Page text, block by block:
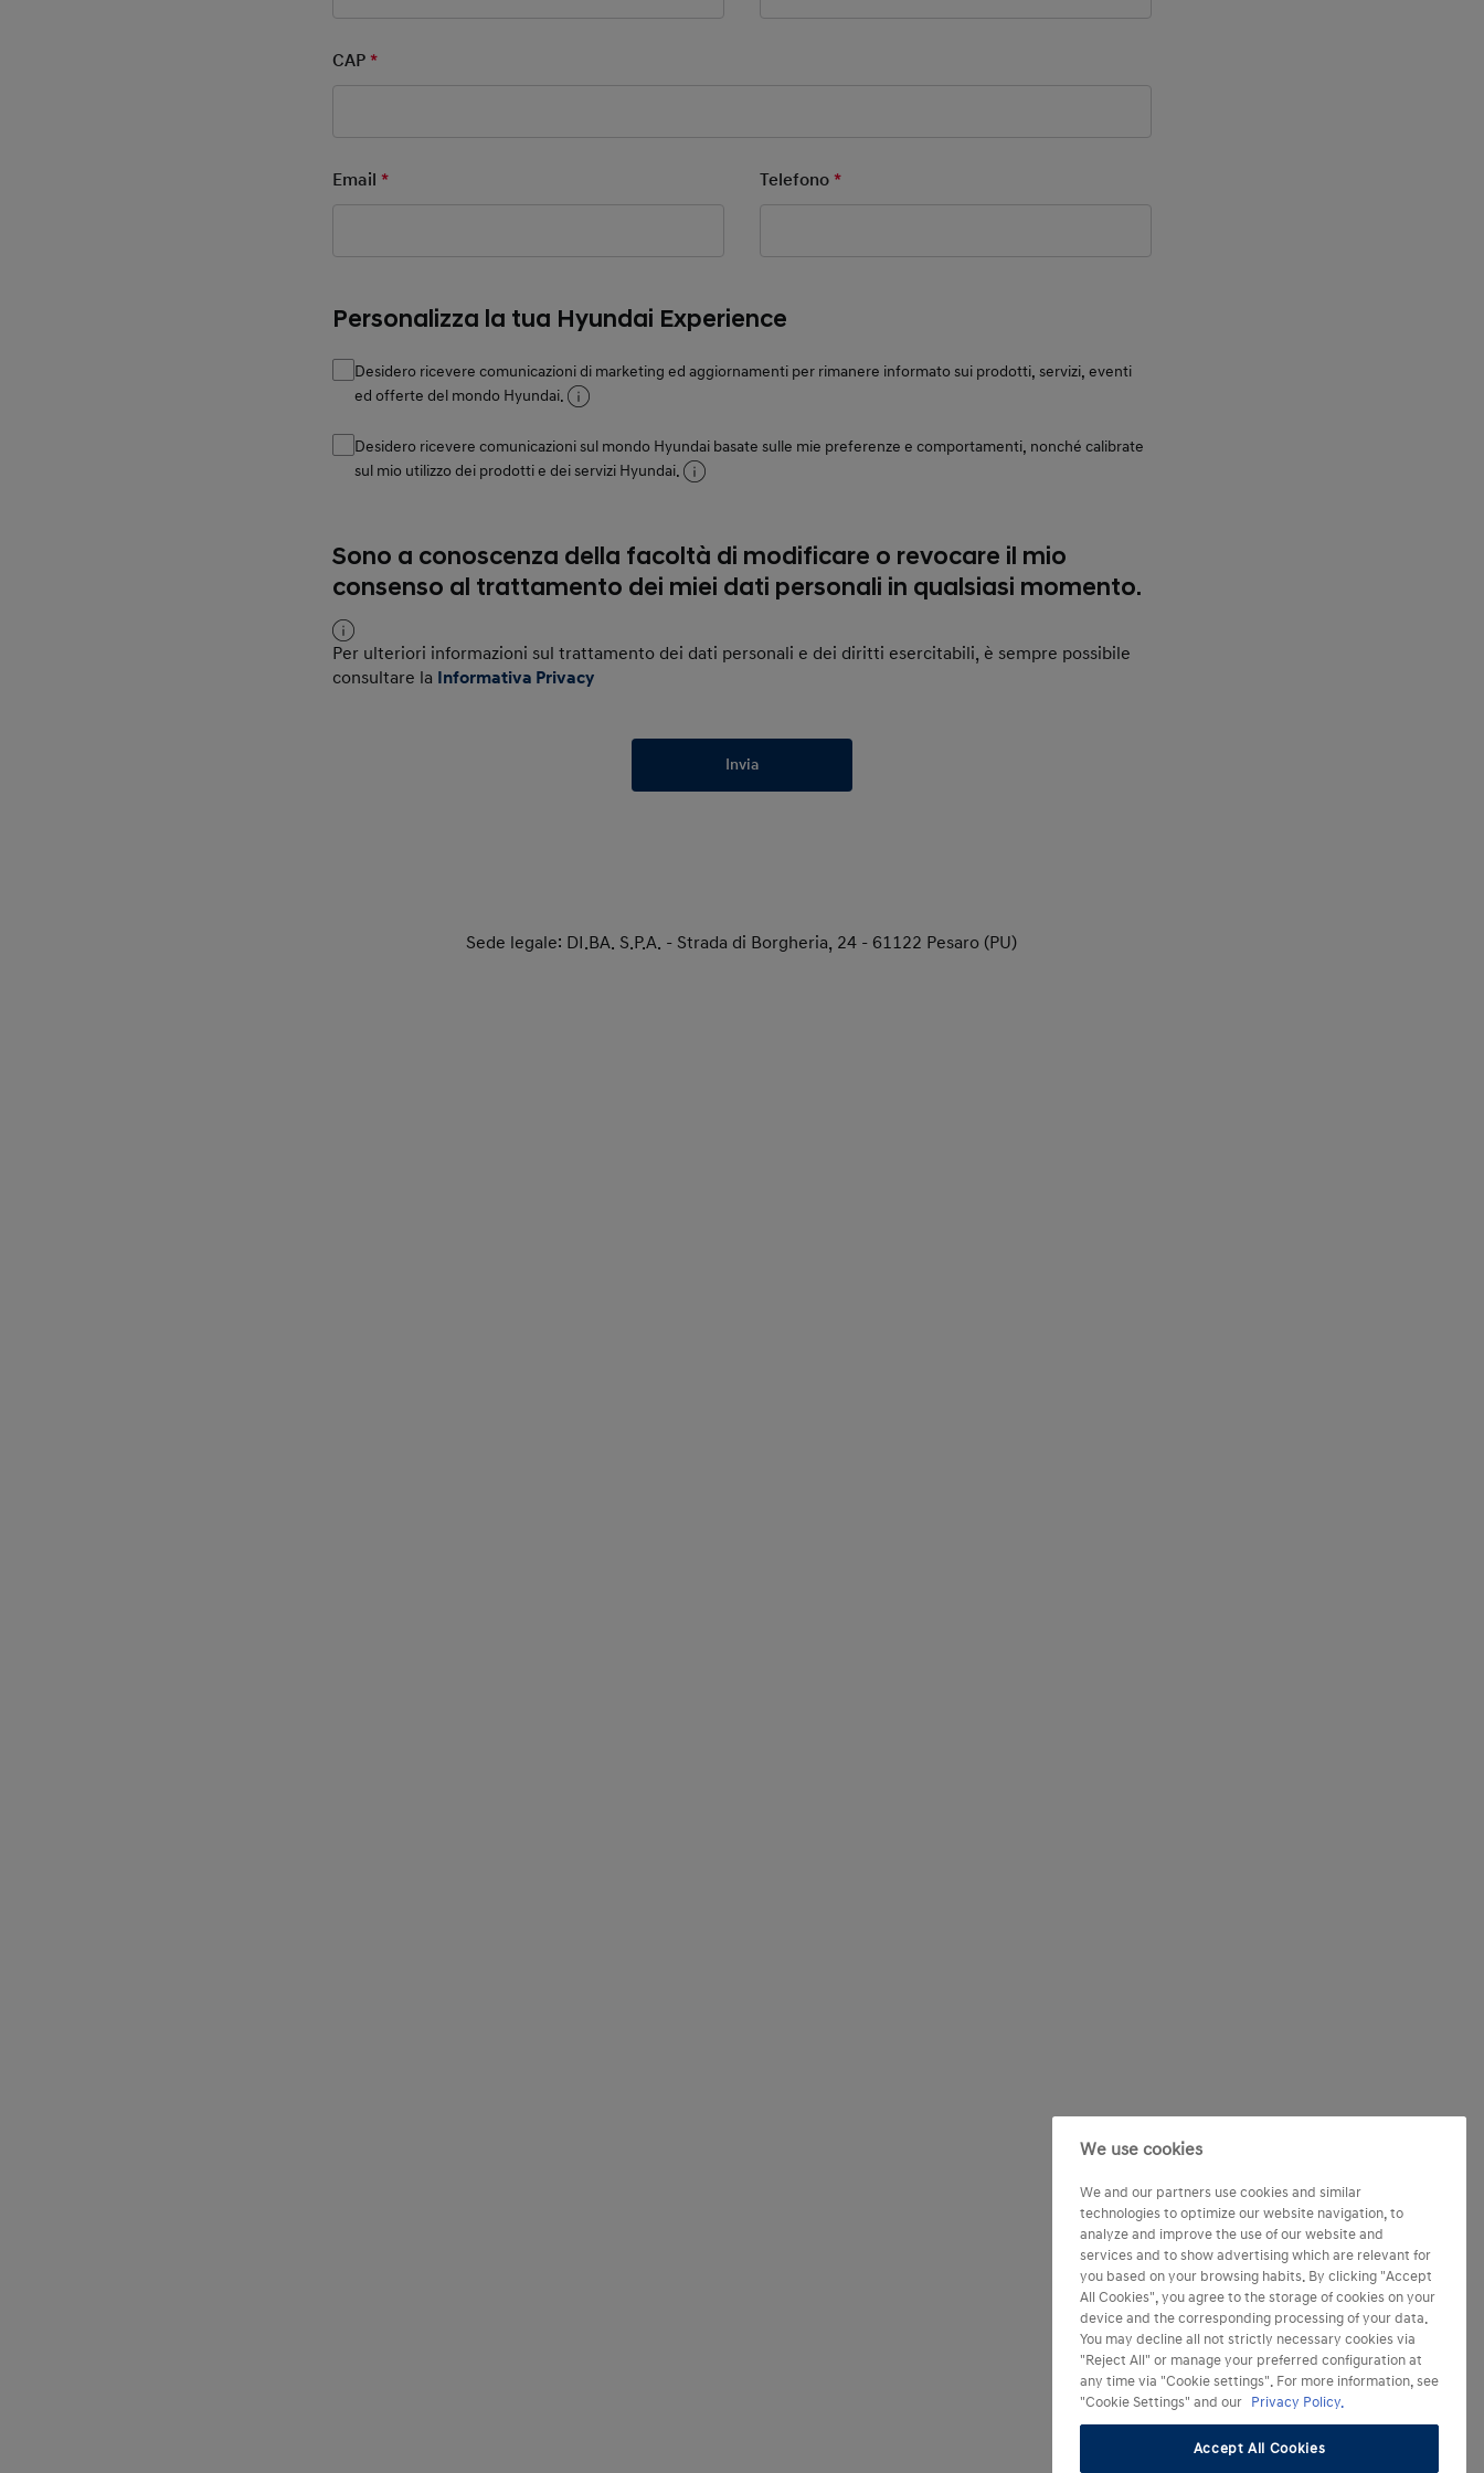
CAP*
Email* Telefono*
Personalizza la tua Hyundai Experience
Desidero ricevere comunicazioni di marketing ed aggiornamenti per rimanere informato sui prodotti, servizi, eventi
ed offerte del mondo Hyundai.
Desidero ricevere comunicazioni sul mondo Hyundai basate sulle mie preferenze e comportamenti, nonché calibrate
sul mio utilizzo dei prodotti e dei servizi Hyundai.
Sono a conoscenza della facoltà di modificare o revocare il mio
consenso al trattamento dei miei dati personali in qualsiasi momento.
Per ulteriori informazioni sul trattamento dei dati personali e dei diritti esercitabili, è sempre possibile
consultare la Informativa Privacy
Invia
Sede legale: DI.BA. S.P.A. - Strada di Borgheria, 24 - 61122 Pesaro (PU)
We use cookies
We and our partners use cookies and similar
technologies to optimize our website navigation, to
analyze and improve the use of our website and
services and to show advertising which are relevant for
you based on your browsing habits. By clicking "Accept
All Cookies", you agree to the storage of cookies on your
device and the corresponding processing of your data.
You may decline all not strictly necessary cookies via
"Reject All" or manage your preferred configuration at
any time via "Cookie settings". For more information, see
"Cookie Settings" and our Privacy Policy.
Accept All Cookies